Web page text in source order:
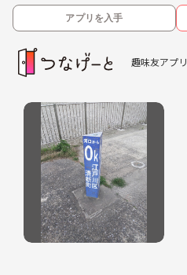
アプリを入手
趣味友アプリ